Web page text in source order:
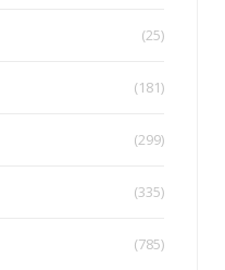
(25)
(181)
(299)
(335)
(785)